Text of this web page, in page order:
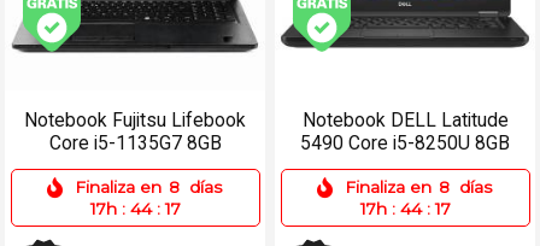
Envío gratis (Ver Envíos y Pagos)
Notebook Fujitsu Lifebook
Core i5-1135G7 8GB
512SSD 15.6 Win 11
Finaliza en 8 días
17h : 44 : 17
Envío gratis (Ver
Notebook DELL Latitude
5490 Core i5-8250U 8GB
256SSD 14 Win 11 Pro
Finaliza en 8 días
17h : 44 : 17